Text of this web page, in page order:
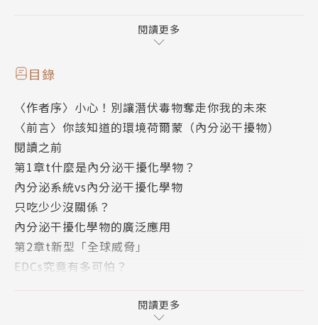
香港水中銀生物科技行政總裁杜偉樑，基於過去幾年與
多個國際知名彩妝護膚品頂尖科研團隊的交流，以及和
驗，深切了解到EDCs的潛伏問題正每天在毒害你和
我，不分男女老少，甚至禍延下一代！
出於信仰的正義感，以及喜歡分享的性格，他將有關E
DCs的科學研究和知識應用，特別是針對影響最廣泛的
類雌激素內分泌干擾物，透過文字、圖表和科學證據，
深入淺出地介紹。書中大量以日常生活經常會接觸的用
品和食品為例，提醒民眾如何揪出匿身在常見消費品
（例如化妝品、保養品、家用清潔劑、塑膠產品、人造
香料等）中的隱形殺手，認清EDCs對健康影響至鉅，
閱讀更多
目錄
〈作者序〉小心！別讓潛伏毒物奪走你我的未來
〈前言〉你該知道的環境荷爾蒙（內分泌干擾物）
閱讀之前
第1章t什麼是內分泌干擾化學物？
內分泌系統vs內分泌干擾化學物
只吃少少沒關係？
內分泌干擾化學物的廣泛應用
第2章t新型「全球威脅」
EDCs究竟有多可怕？
閱讀更多